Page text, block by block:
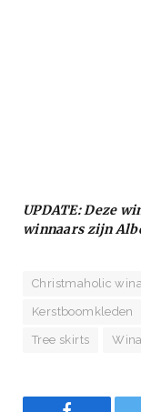
UPDATE: Deze
winnaars zijn
Christmaholic
Kerstboomkleden
Tree skirts